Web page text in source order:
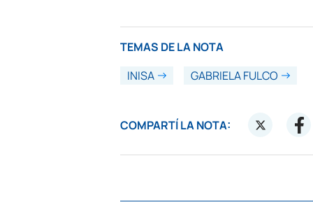
TEMAS DE LA NOTA
INISA
GABRIELA FULCO
COMPARTÍ LA NOTA: